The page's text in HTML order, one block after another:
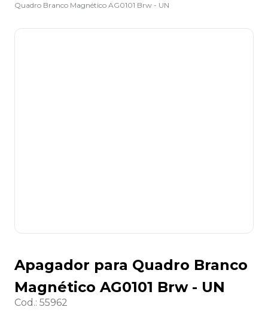
Quadro Branco Magnético AG0101 Brw - UN
Apagador para Quadro Branco
Magnético AG0101 Brw - UN
Cod.: 55962
2º sacola
3º mala